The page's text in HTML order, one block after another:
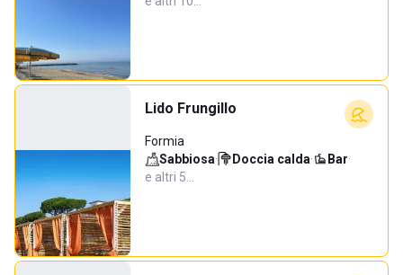
Lido Frungillo
Formia
Sabbiosa· Doccia calda· Bar·
e altri 5…